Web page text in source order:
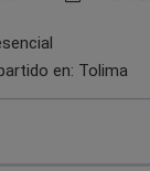
en: Tolima